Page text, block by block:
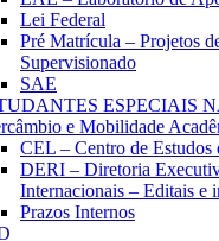
Lei Federal
Pré Matrícula – Projetos
Supervisionado
SAE
ESPECIAIS
e Mobilidade
CEL – Centro de Estudos
DERI – Diretoria
Internacionais – Editais e
Prazos Internos